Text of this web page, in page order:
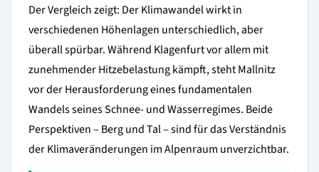
Der Vergleich zeigt: Der Klimawandel wirkt in
verschiedenen Höhenlagen unterschiedlich, aber
überall spürbar. Während Klagenfurt vor allem mit
zunehmender Hitzebelastung kämpft, steht Mallnitz
vor der Herausforderung eines fundamentalen
Wandels seines Schnee- und Wasserregimes. Beide
Perspektiven – Berg und Tal – sind für das Verständnis
der Klimaveränderungen im Alpenraum unverzichtbar.